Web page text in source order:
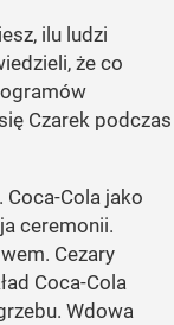
ilu ludzi
że co
Czarek podczas
Cola jako
ceremonii.
Cezary
Coca-Cola
Wdowa